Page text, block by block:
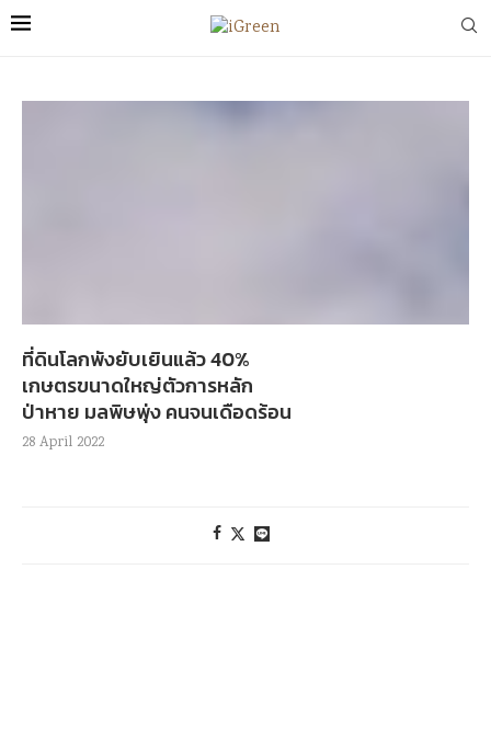
ที่ดินโลกพังยับเยินแล้ว 40%
เกษตรขนาดใหญ่ตัวการหลัก
ป่าหาย มลพิษพุ่ง คนจนเดือดร้อน
28 April 2022